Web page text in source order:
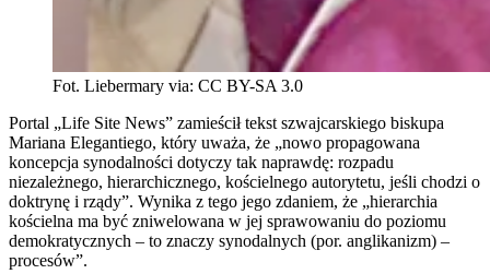
Fot. Liebermary via: CC BY-SA 3.0
Portal „Life Site News” zamieścił tekst szwajcarskiego biskupa
Mariana Elegantiego, który uważa, że „nowo propagowana
koncepcja synodalności dotyczy tak naprawdę: rozpadu
niezależnego, hierarchicznego, kościelnego autorytetu, jeśli chodzi o
doktrynę i rządy”. Wynika z tego jego zdaniem, że „hierarchia
kościelna ma być zniwelowana w jej sprawowaniu do poziomu
demokratycznych – to znaczy synodalnych (por. anglikanizm) –
procesów”.